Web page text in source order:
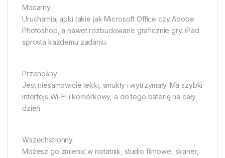
Mocarny
Uruchamiaj apki takie jak Microsoft Office czy Adobe
Photoshop, a nawet rozbudowane graficznie gry. iPad
sprosta każdemu zadaniu.
Przenośny
Jest niesamowicie lekki, smukły i wytrzymały. Ma szybki
interfejs Wi-Fi i komórkowy, a do tego baterię na cały
dzień.
Wszechstronny
Możesz go zmienić w notatnik, studio filmowe, skaner,